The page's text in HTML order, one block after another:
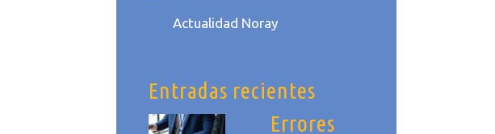
Actualidad Noray
Entradas recientes
Errores